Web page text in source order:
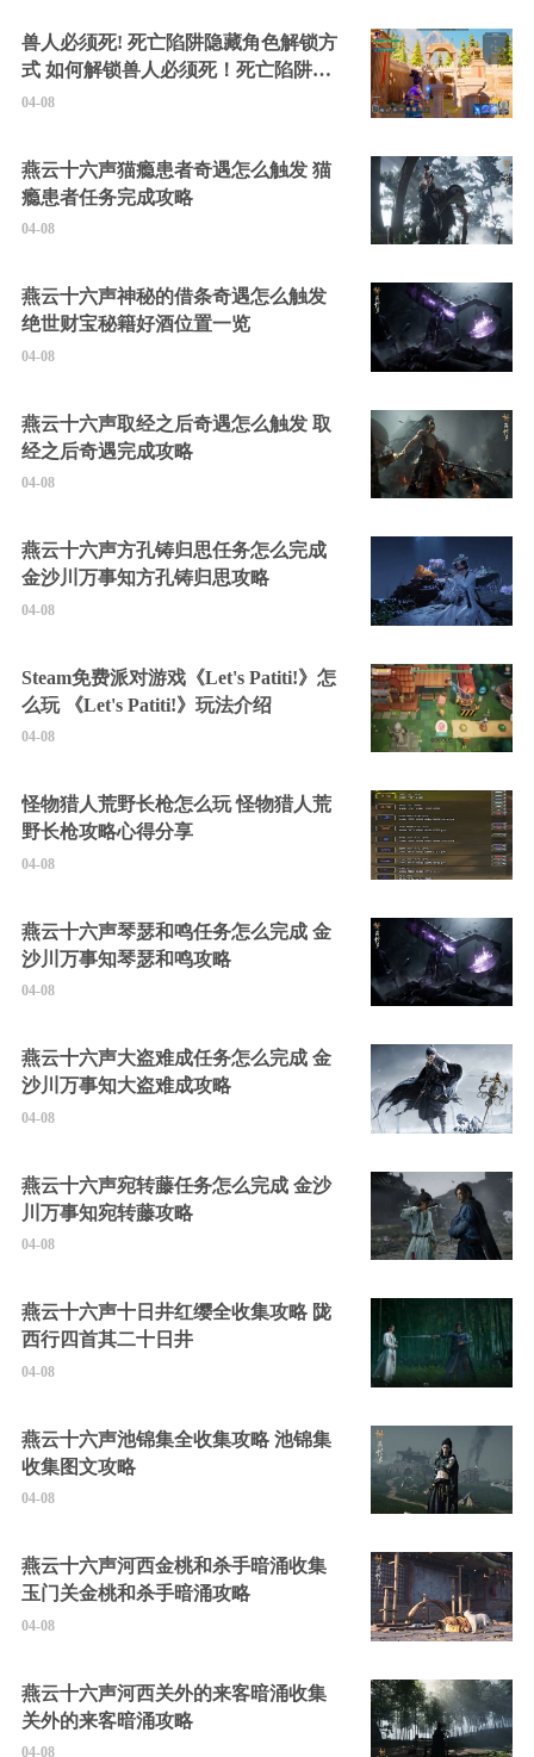
兽人必须死! 死亡陷阱隐藏角色解锁方
式 如何解锁兽人必须死！死亡陷阱中
的隐藏角色
04-08
燕云十六声猫瘾患者奇遇怎么触发 猫
瘾患者任务完成攻略
04-08
燕云十六声神秘的借条奇遇怎么触发
绝世财宝秘籍好酒位置一览
04-08
燕云十六声取经之后奇遇怎么触发 取
经之后奇遇完成攻略
04-08
燕云十六声方孔铸归思任务怎么完成
金沙川万事知方孔铸归思攻略
04-08
Steam免费派对游戏《Let's Patiti!》怎
么玩 《Let's Patiti!》玩法介绍
04-08
怪物猎人荒野长枪怎么玩 怪物猎人荒
野长枪攻略心得分享
04-08
燕云十六声琴瑟和鸣任务怎么完成 金
沙川万事知琴瑟和鸣攻略
04-08
燕云十六声大盗难成任务怎么完成 金
沙川万事知大盗难成攻略
04-08
燕云十六声宛转藤任务怎么完成 金沙
川万事知宛转藤攻略
04-08
燕云十六声十日井红缨全收集攻略 陇
西行四首其二十日井
04-08
燕云十六声池锦集全收集攻略 池锦集
收集图文攻略
04-08
燕云十六声河西金桃和杀手暗涌收集
玉门关金桃和杀手暗涌攻略
04-08
燕云十六声河西关外的来客暗涌收集
关外的来客暗涌攻略
04-08